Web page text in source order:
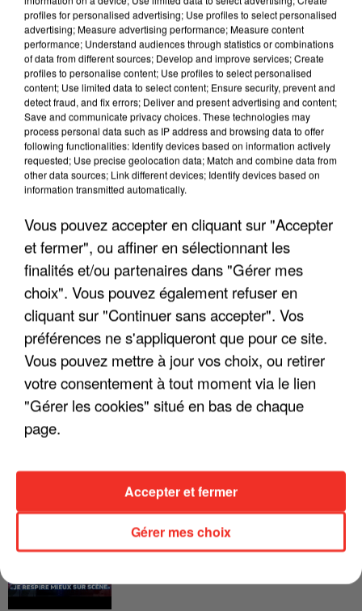
LES INTERVIEWS CHANTE
FRANCE
Voir plus
"JE SUIS À DISPOSITION DES
"ON A TOUS LE TRAC"
"ON N'EST PAS DES PARENTS
"JE RESPIRE MIEUX SUR SCÈNE" -
CALOGERO
profiles for personalised advertising; Use profiles to select personalised
advertising; Measure advertising performance; Measure content
performance; Understand audiences through statistics or combinations
of data from different sources; Develop and improve services; Create
profiles to personalise content; Use profiles to select personalised
content; Use limited data to select content; Ensure security, prevent and
detect fraud, and fix errors; Deliver and present advertising and content;
Save and communicate privacy choices. These technologies may
process personal data such as IP address and browsing data to offer
following functionalities: Identify devices based on information actively
requested; Use precise geolocation data; Match and combine data from
other data sources; Link different devices; Identify devices based on
information transmitted automatically.
Vous pouvez accepter en cliquant sur "Accepter
et fermer", ou affiner en sélectionnant les
finalités et/ou partenaires dans "Gérer mes
choix". Vous pouvez également refuser en
cliquant sur "Continuer sans accepter". Vos
préférences ne s'appliqueront que pour ce site.
Vous pouvez mettre à jour vos choix, ou retirer
votre consentement à tout moment via le lien
"Gérer les cookies" situé en bas de chaque
page.
Gérer mes choix
Accepter et fermer